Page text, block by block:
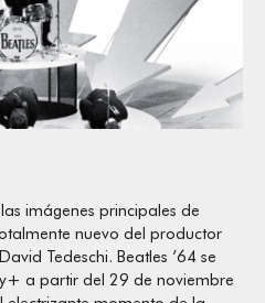
imágenes principales de
nuevo del productor
Tedeschi. Beatles ’64 se
a partir del 29 de noviembre